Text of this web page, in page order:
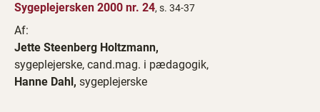
Sygeplejersken 2000 nr. 24, s. 34-37
Af:
Jette Steenberg Holtzmann,
sygeplejerske, cand.mag. i pædagogik,
Hanne Dahl, sygeplejerske